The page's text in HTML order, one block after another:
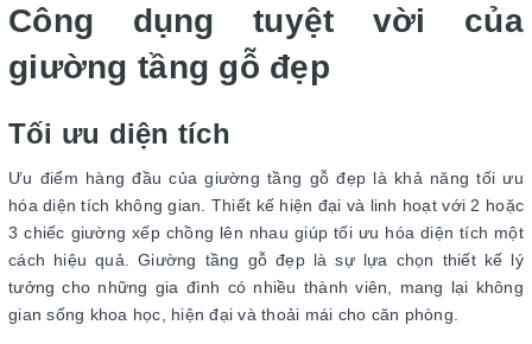
Công dụng tuyệt vời của
giường tầng gỗ đẹp
Tối ưu diện tích
Ưu điểm hàng đầu của giường tầng gỗ đẹp là khả năng tối ưu
hóa diện tích không gian. Thiết kế hiện đại và linh hoạt với 2 hoặc
3 chiếc giường xếp chồng lên nhau giúp tối ưu hóa diện tích một
cách hiệu quả. Giường tầng gỗ đẹp là sự lựa chọn thiết kế lý
tưởng cho những gia đình có nhiều thành viên, mang lại không
gian sống khoa học, hiện đại và thoải mái cho căn phòng.